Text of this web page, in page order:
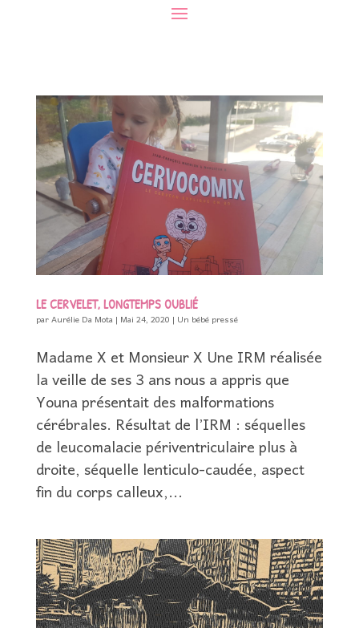
LE CERVELET, LONGTEMPS OUBLIÉ
parAurélie Da Mota| Mai 24, 2020 | Un bébé pressé
Madame X et Monsieur X Une IRM réalisée
la veille de ses 3 ans nous a appris que
Youna présentait des malformations
cérébrales. Résultat de l’IRM : séquelles
de leucomalacie périventriculaire plus à
droite, séquelle lenticulo-caudée, aspect
fin du corps calleux,...